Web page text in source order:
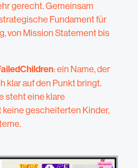
gerecht. Gemeinsam
Fundament für
von Mission Statement bis
: ein Name, der
klar auf den Punkt bringt.
steht eine klare
keine gescheiterten Kinder,